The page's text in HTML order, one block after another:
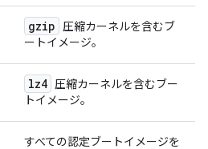
gzip
圧縮カーネルを含むブ
ートイメージ。
lz4 圧縮カーネルを含むブー
トイメージ。
すべての認定ブートイメージを